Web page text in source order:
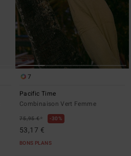
7
Pacific Time
Combinaison Vert Femme
75,95 €* 30%
53,17 €
BONS PLANS